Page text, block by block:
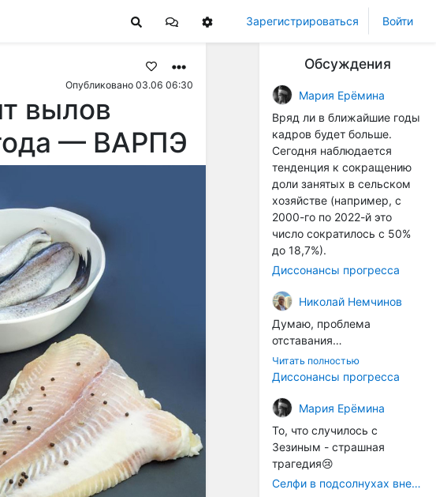
Зарегистрироваться Войти
Опубликовано 03.06 06:30
вылов
— ВАРПЭ
Обсуждения
Мария Ерёмина
Вряд ли в ближайшие годы
кадров будет больше.
Сегодня наблюдается
тенденция к сокращению
доли занятых в сельском
хозяйстве (например, с
2000-го по 2022-й это
число сократилось с 50%
до 18,7%).
Диссонансы прогресса
Николай Немчинов
Думаю, проблема
отставания
технологичности
оборудования в
окажется связана с
кадрами. Их надо будет
все больше, чтобы
затыкать
образовывающиеся
технологические дыры. И
Читать полностью
Диссонансы прогресса
Мария Ерёмина
То, что случилось с
Зезиным - страшная
трагедия😢
Селфи в подсолнухах вне закона: За проникновение на сельхозземли без разрешения хотят штрафовать